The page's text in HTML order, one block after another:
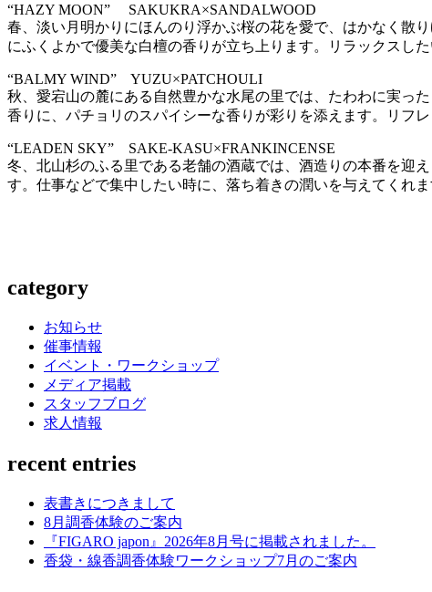
“HAZY MOON” SAKUKRA×SANDALWOOD
春、淡い月明かりにほんのり浮かぶ桜の花を愛で、はかなく散
にふくよかで優美な白檀の香りが立ち上ります。リラックスし
“BALMY WIND” YUZU×PATCHOULI
秋、愛宕山の麓にある自然豊かな水尾の里では、たわわに実っ
香りに、パチョリのスパイシーな香りが彩りを添えます。リフ
“LEADEN SKY” SAKE-KASU×FRANKINCENSE
冬、北山杉のふる里である老舗の酒蔵では、酒造りの本番を迎
す。仕事などで集中したい時に、落ち着きの潤いを与えてくれま
category
お知らせ
催事情報
イベント・ワークショップ
メディア掲載
スタッフブログ
求人情報
recent entries
表書きにつきまして
8月調香体験のご案内
『FIGARO japon』2026年8月号に掲載されました。
香袋・線香調香体験ワークショップ7月のご案内